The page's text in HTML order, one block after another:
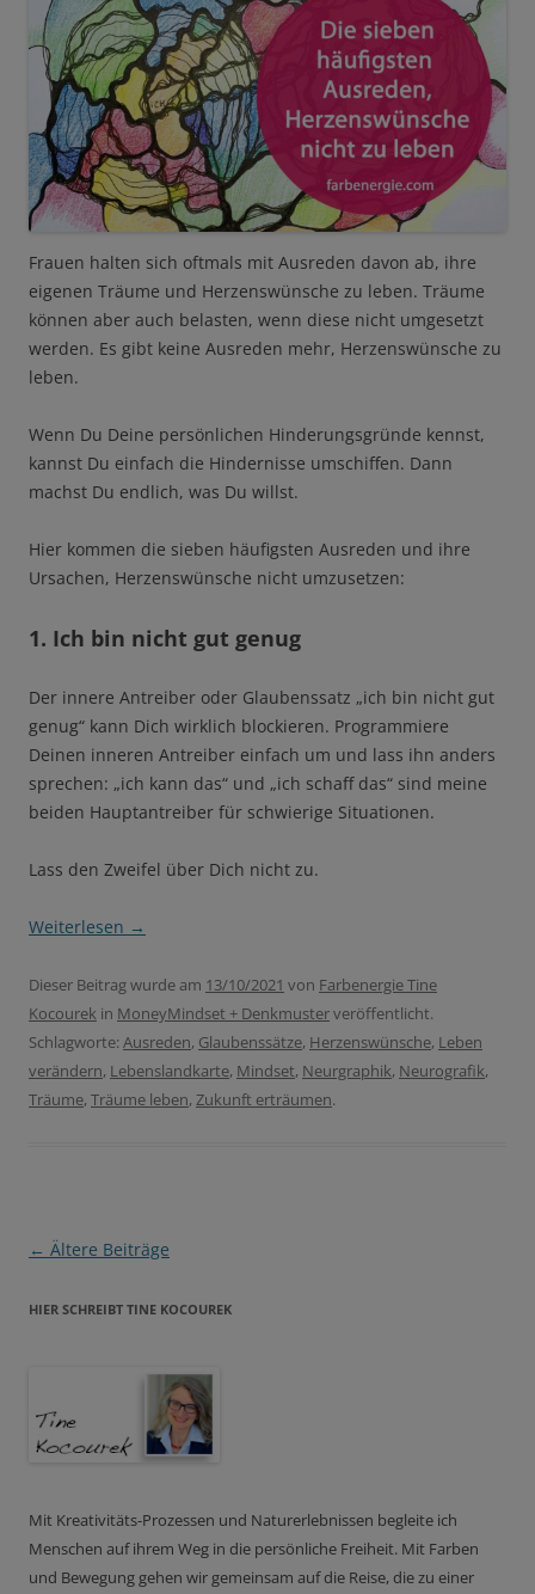
Frauen halten sich oftmals mit Ausreden davon ab, ihre
eigenen Träume und Herzenswünsche zu leben. Träume
können aber auch belasten, wenn diese nicht umgesetzt
werden. Es gibt keine Ausreden mehr, Herzenswünsche zu
leben.
Wenn Du Deine persönlichen Hinderungsgründe kennst,
kannst Du einfach die Hindernisse umschiffen. Dann
machst Du endlich, was Du willst.
Hier kommen die sieben häufigsten Ausreden und ihre
Ursachen, Herzenswünsche nicht umzusetzen:
1. Ich bin nicht gut genug
Der innere Antreiber oder Glaubenssatz „ich bin nicht gut
genug“ kann Dich wirklich blockieren. Programmiere
Deinen inneren Antreiber einfach um und lass ihn anders
sprechen: „ich kann das“ und „ich schaff das“ sind meine
beiden Hauptantreiber für schwierige Situationen.
Lass den Zweifel über Dich nicht zu.
Weiterlesen →
Dieser Beitrag wurde am 13/10/2021 von Farbenergie Tine
Kocourek in MoneyMindset + Denkmusterveröffentlicht.
Schlagworte: Ausreden, Glaubenssätze, Herzenswünsche, Leben
verändern, Lebenslandkarte, Mindset, Neurgraphik, Neurografik,
Träume, Träume leben, Zukunft erträumen.
Beitragsnavigation
← Ältere Beiträge
HIER SCHREIBT TINE KOCOUREK
Mit Kreativitäts-Prozessen und Naturerlebnissen begleite ich
Menschen auf ihrem Weg in die persönliche Freiheit. Mit Farben
und Bewegung gehen wir gemeinsam auf die Reise, die zu einer